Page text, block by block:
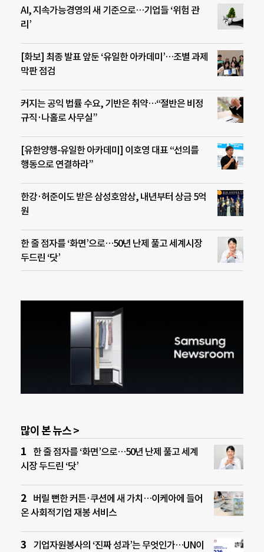
AI, 지속가능경영의 새 기준으로…기업들 ‘위험 관
리’
[화보] 최종 발표 앞둔 ‘유일한 아카데미’…조별 과제
막판 점검
커지는 공익 법률 수요, 기반은 취약…“절반은 비정
규직·나홀로 사무실”
[유한양행-유일한 아카데미] 이호영 대표 “선의를
행동으로 연결하라”
한강·허준이도 받은 삼성호암상, 내년부터 상금 5억
원
한 줄 점자를 ‘화면’으로…50년 난제 풀고 세계시장
두드린 ‘닷’
많이 본 뉴스 >
한 줄 점자를 ‘화면’으로…50년 난제 풀고 세계
시장 두드린 ‘닷’
버릴 뻔한 커튼·쿠션에 새 가치…이케아에 들어
온 사회적기업 재봉 서비스
기업자원봉사의 ‘진짜 성과’는 무엇인가…UN이